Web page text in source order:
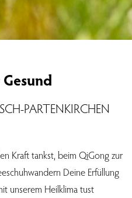
PARTENKIRCHEN
Kraft tankst, beim QiGong zur
Deine Erfüllung
unserem Heilklima tust